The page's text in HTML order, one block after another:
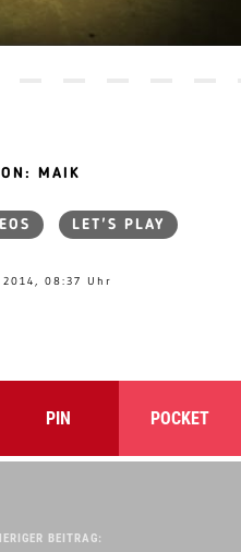
MAIK
LET'S PLAY
08:37 Uhr
PIN POCKET
BEITRAG: